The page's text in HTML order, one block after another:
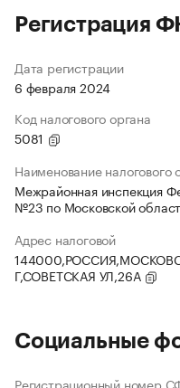
Регистрация
Дата регистрации
6 февраля 2024
Код налогового органа
5081
Наименование налогового
Межрайонная инспекция
№23 по Московской
Адрес налоговой
Г,СОВЕТСКАЯ УЛ,26А
Социальные
Регистрационный номер